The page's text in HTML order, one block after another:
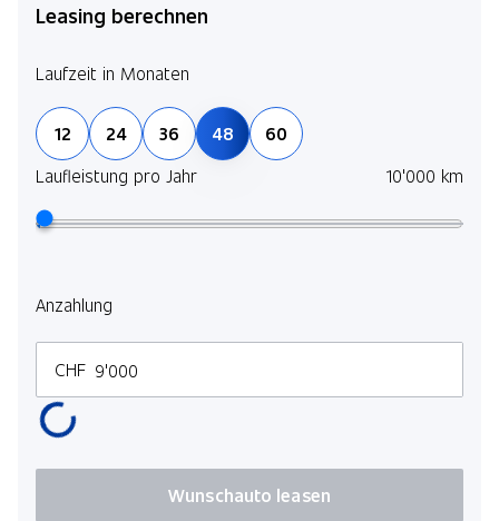
Leasing berechnen
Laufzeit in Monaten
12 24 36 48
60
Laufleistung pro Jahr
10'000 km
Anzahlung
CHF
Wunschauto leasen